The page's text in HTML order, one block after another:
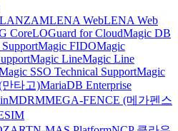
LANZAMLENA WebLENA Web
CoreLOGuard for CloudMagic DB
Magic FIDOMagic
Magic LineMagic Line
SSO Technical SupportMagic
만타고)MariaDB Enterprise
MDRMMEGA-FENCE (메가펜스